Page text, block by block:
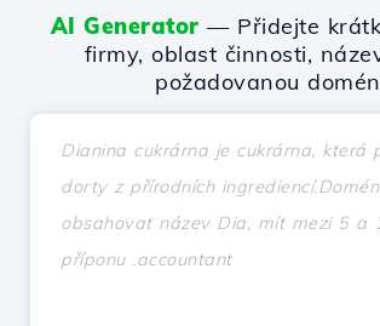
AI Generator — Přidejte
firmy, oblast činnosti,
požadovanou